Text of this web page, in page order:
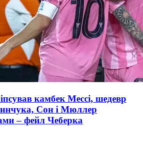
камбек Мессі, шедевр
Сон і Мюллер
– фейл Чеберка